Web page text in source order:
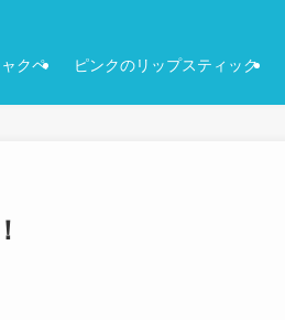
クペ ピンクのリップスティック